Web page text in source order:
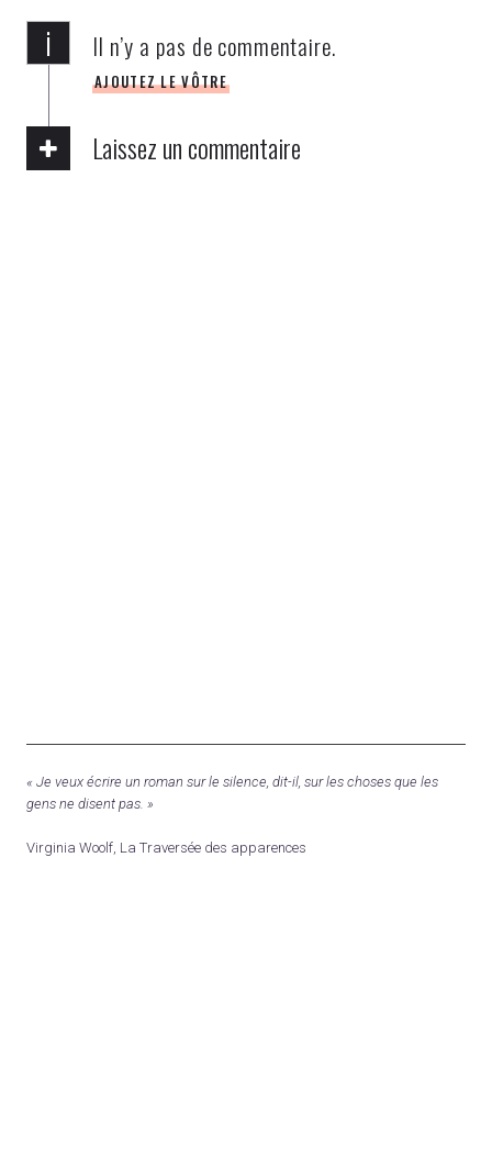
i Il n’y a pas de commentaire.
AJOUTEZ LE VÔTRE
Laissez un commentaire
« Je veux écrire un roman sur le silence, dit-il, sur les choses que les
gens ne disent pas. »
Virginia Woolf, La Traversée des apparences